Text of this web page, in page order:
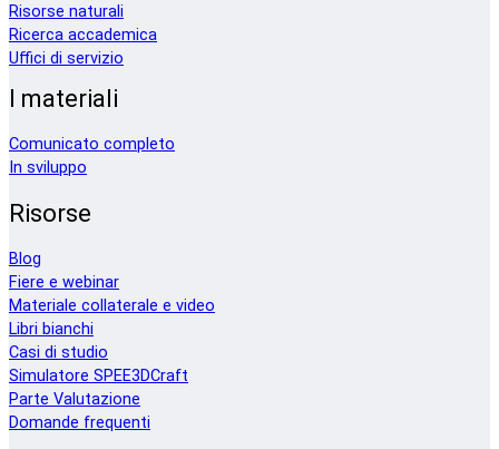
Risorse naturali
Ricerca accademica
Uffici di servizio
I materiali
Comunicato completo
In sviluppo
Risorse
Blog
Fiere e webinar
Materiale collaterale e video
Libri bianchi
Casi di studio
Simulatore SPEE3DCraft
Parte Valutazione
Domande frequenti